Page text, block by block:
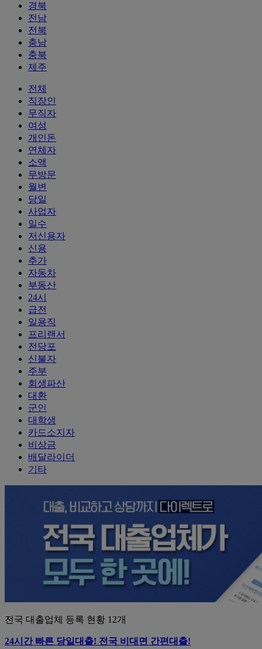
경북
전남
전북
충남
충북
제주
전체
직장인
무직자
여성
개인돈
연체자
소액
무방문
월변
당일
사업자
일수
저신용자
신용
추가
자동차
부동산
24시
급전
일용직
프리랜서
전당포
신불자
주부
회생파산
대환
군인
대학생
카드소지자
비상금
배달라이더
기타
전국 대출업체 등록 현황 12개
24시간 빠른 당일대출! 전국 비대면 간편대출!